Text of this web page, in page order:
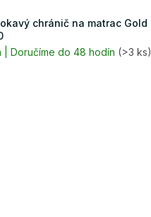
chránič na matrac Gold
| Doručíme do 48 hodín (>3 ks)